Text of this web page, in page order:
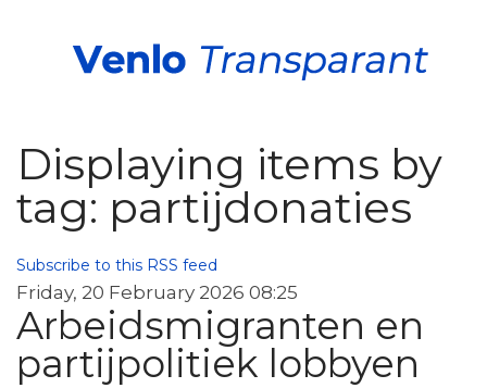
Displaying items by
tag: partijdonaties
Subscribe to this RSS feed
Friday, 20 February 2026 08:25
Arbeidsmigranten en
partijpolitiek lobbyen